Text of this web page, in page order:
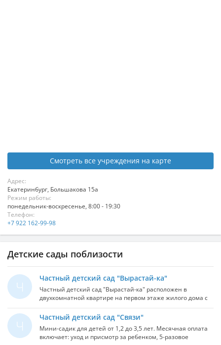
Смотреть все учреждения на карте
Адрес:
Екатеринбург, Большакова 15а
Режим работы:
понедельник-воскресенье, 8:00 - 19:30
Телефон:
+7 922 162-99-98
Детские сады поблизости
Ч
Частный детский сад "Вырастай-ка"
Частный детский сад "Вырастай-ка" расположен в
двухкомнатной квартире на первом этаже жилого дома с
детской площадкой. Открыл свои двери, для деток от 1 до 3
лет, от 3 до 6 лет - Ясли-сад "Вырастай-ка"! Будем рады
видеть ваших деток в нашем уютном, тёплом,
гостеприимном и светлом садике. Ваш малыш будет
окружён заботой, вниманием, лаской и вкусненько
Ч
Частный детский сад "Связи"
Мини-садик для детей от 1,2 до 3,5 лет. Месячная оплата
включает: уход и присмотр за ребенком, 5-разовое